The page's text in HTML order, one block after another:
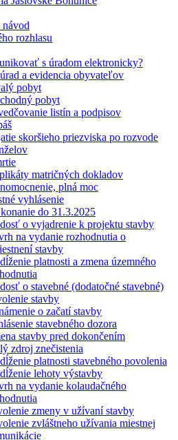
rozhlasu
s úradom elektronicky?
a evidencia obyvateľov
pobyt
pobyt
listín a podpisov
skoršieho priezviska po rozvode
matričných dokladov
plná moc
vyhlásenie
do 31.3.2025
o vyjadrenie k projektu stavby
na vydanie rozhodnutia o
stavby
platnosti a zmena územného
o stavebné (dodatočné stavebné)
stavby
o začatí stavby
stavebného dozora
stavby pred dokončením
zdroj znečistenia
platnosti stavebného povolenia
lehoty výstavby
na vydanie kolaudačného
zmeny v užívaní stavby
zvláštneho užívania miestnej